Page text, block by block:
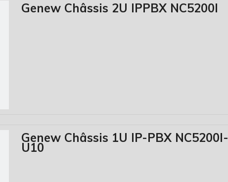
Genew Châssis 2U IPPBX NC5200I
Genew Châssis 1U IP-PBX NC5200I-
U10